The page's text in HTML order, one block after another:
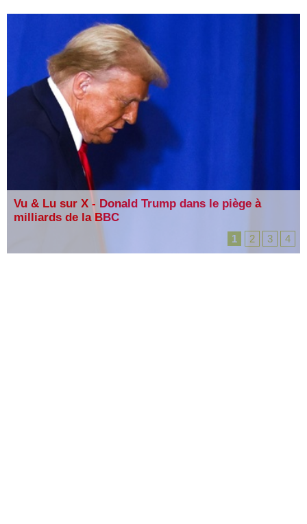
Vu & Lu sur X - Donald Trump dans le piège à
milliards de la BBC
1 2 3 4